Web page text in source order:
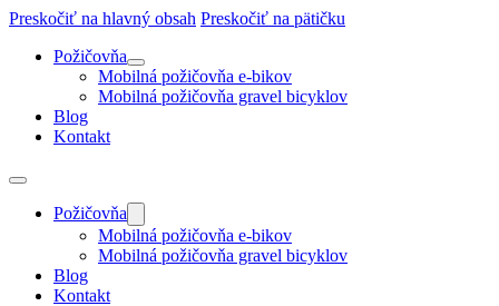
Preskočiť na hlavný obsah Preskočiť na pätičku
Požičovňa
Mobilná požičovňa e-bikov
Mobilná požičovňa gravel bicyklov
Blog
Kontakt
Požičovňa
Mobilná požičovňa e-bikov
Mobilná požičovňa gravel bicyklov
Blog
Kontakt